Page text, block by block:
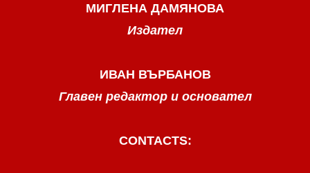
МИГЛЕНА ДАМЯНОВА
Издател
ИВАН ВЪРБАНОВ
Главен редактор и основател
CONTACTS: